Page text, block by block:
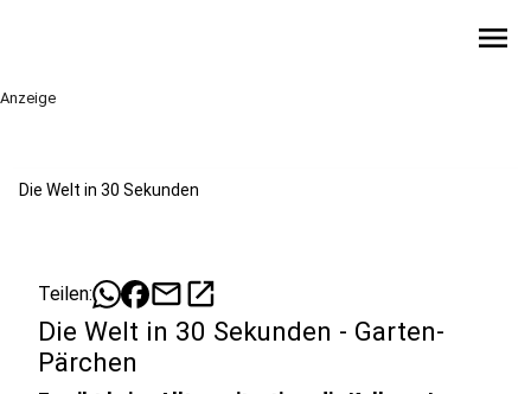
menu
Anzeige
Die Welt in 30 Sekunden
Teilen: mailopen_in_new
Die Welt in 30 Sekunden - Garten-
Pärchen